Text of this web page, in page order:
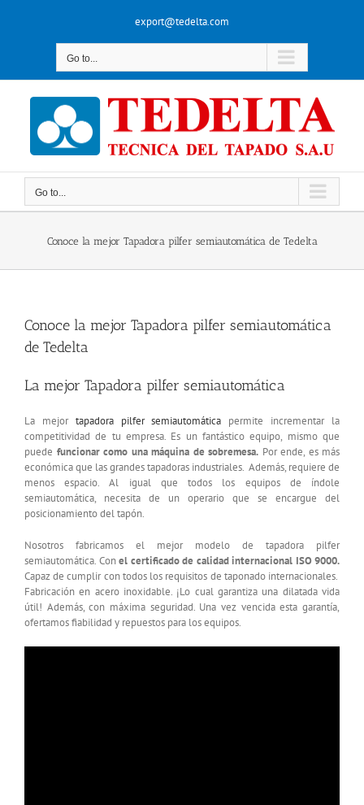
export@tedelta.com
Go to...
Go to...
Conoce la mejor Tapadora pilfer semiautomática de Tedelta
Conoce la mejor Tapadora pilfer semiautomática
de Tedelta
La mejor Tapadora pilfer semiautomática
La mejor tapadora pilfer semiautomática permite incrementar la
competitividad de tu empresa. Es un fantástico equipo, mismo que
puede funcionar como una máquina de sobremesa. Por ende, es más
económica que las grandes tapadoras industriales. Además, requiere de
menos espacio. Al igual que todos los equipos de índole
semiautomática, necesita de un operario que se encargue del
posicionamiento del tapón.
Nosotros fabricamos el mejor modelo de tapadora pilfer
semiautomática. Conel certificado de calidad internacional ISO 9000.
Capaz de cumplir con todos los requisitos de taponado internacionales.
Fabricación en acero inoxidable. ¡Lo cual garantiza una dilatada vida
útil! Además, con máxima seguridad. Una vez vencida esta garantía,
ofertamos fiabilidad y repuestos para los equipos.